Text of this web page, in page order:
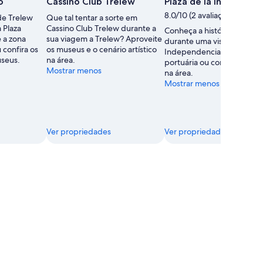
Trelew
zona
confira os
Que tal tentar a sorte em
Cassino Club Trelew durante a
sua viagem a Trelew? Aproveite
os museus e o cenário artístico
na área.
Mostrar menos
Ver propriedades
8.0/10 (2 avaliações)
Conheça a história de
durante uma visita a Plaza
Independencia. Percorra a
portuária ou confira os
na área.
Mostrar menos
Ver propriedades